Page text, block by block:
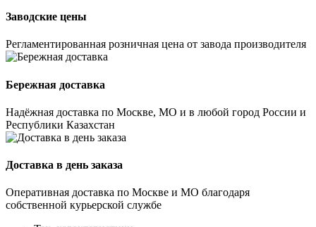
Заводские цены
Регламентированная розничная цена от завода производителя
Бережная доставка
Надёжная доставка по Москве, МО и в любой город России и
Республики Казахстан
Доставка в день заказа
Оперативная доставка по Москве и МО благодаря
собственной курьерской службе